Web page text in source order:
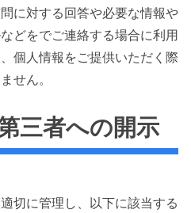
に対する回答や必要な情報や
どをでご連絡する場合に利用
個人情報をご提供いただく際
せん。
三者への開示
切に管理し、以下に該当する